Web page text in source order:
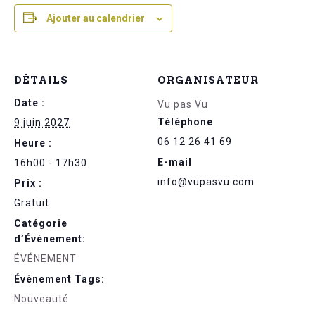
Ajouter au calendrier
DÉTAILS
Date :
9 juin 2027
Heure :
16h00 - 17h30
Prix :
Gratuit
Catégorie
d’Évènement:
ÉVÉNEMENT
Évènement Tags:
Nouveauté
ORGANISATEUR
Vu pas Vu
Téléphone
06 12 26 41 69
E-mail
info@vupasvu.com